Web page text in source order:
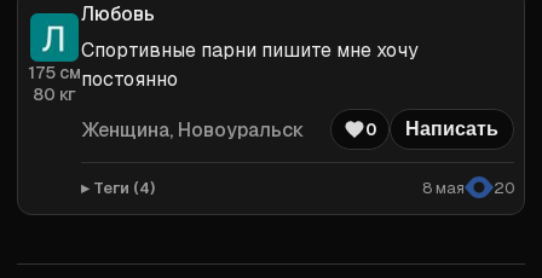
175 см
80 кг
Любовь
Спортивные парни пишите мне хочу
постоянно
Женщина, Новоуральск 0 Написать
Теги (4) 8 мая 20